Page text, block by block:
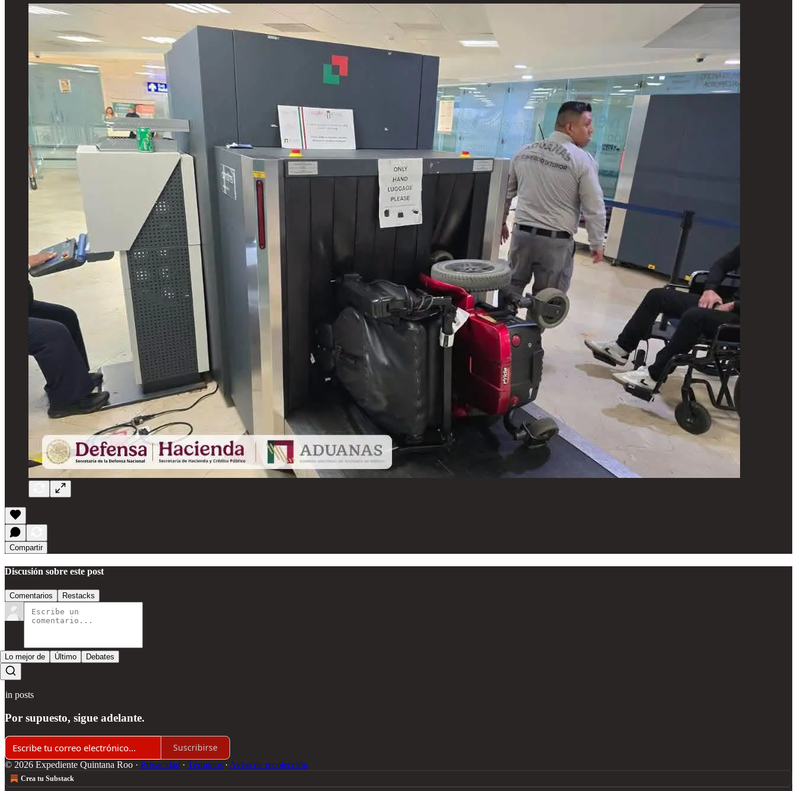
Compartir
Discusión sobre este post
Comentarios Restacks
Lo mejor de Último Debates
Sin posts
Por supuesto, sigue adelante.
Suscribirse
© 2026 Expediente Quintana Roo · Privacidad ∙ Términos ∙ Aviso de recolección
Crea tu Substack